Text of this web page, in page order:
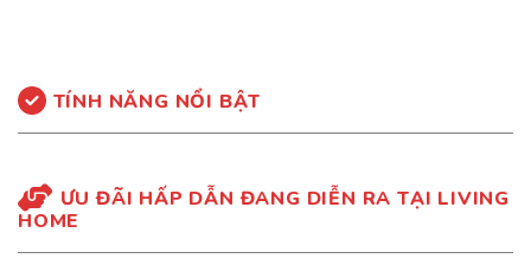
TÍNH NĂNG NỔI BẬT
ƯU ĐÃI HẤP DẪN ĐANG DIỄN RA TẠI LIVING
HOME